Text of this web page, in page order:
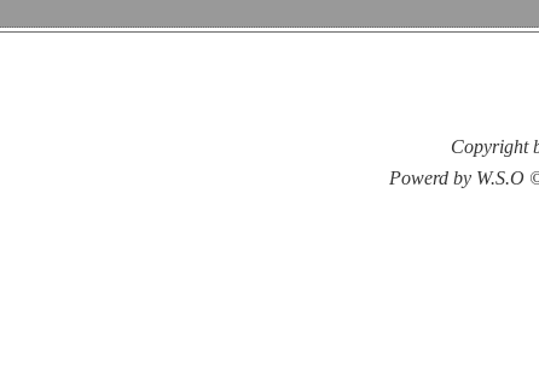
Copyright
Powerd by W.S.O